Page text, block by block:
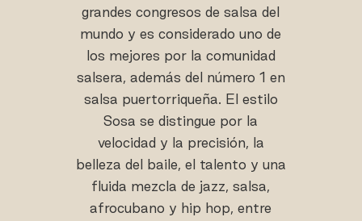
grandes congresos de salsa del
mundo y es considerado uno de
los mejores por la comunidad
salsera, además del número 1 en
salsa puertorriqueña. El estilo
Sosa se distingue por la
velocidad y la precisión, la
belleza del baile, el talento y una
fluida mezcla de jazz, salsa,
afrocubano y hip hop, entre